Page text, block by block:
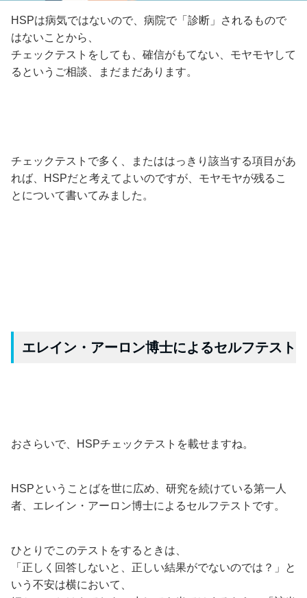
HSPは病気ではないので、病院で「診断」されるもので
はないことから、
チェックテストをしても、確信がもてない、モヤモヤして
るというご相談、まだまだあります。
チェックテストで多く、またははっきり該当する項目があ
れば、HSPだと考えてよいのですが、モヤモヤが残るこ
とについて書いてみました。
エレイン・アーロン博士によるセルフテスト
おさらいで、HSPチェックテストを載せますね。
HSPということばを世に広め、研究を続けている第一人
者、エレイン・アーロン博士によるセルフテストです。
ひとりでこのテストをするときは、
「正しく回答しないと、正しい結果がでないのでは？」と
いう不安は横において、